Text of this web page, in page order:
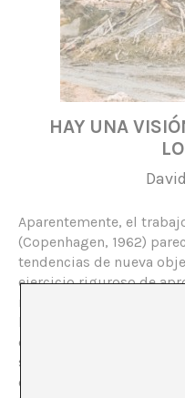
HAY UNA
Aparentemente, el
(Copenhagen, 1962)
tendencias de nueva
ejercicio riguroso de
realidad que, de forma
la imagen de nuestro
distintos niveles. No
significativo del proceso
encuentra en su